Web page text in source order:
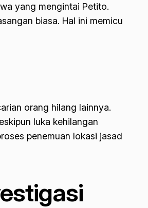
yang mengintai Petito.
biasa. Hal ini memicu
orang hilang lainnya.
luka kehilangan
penemuan lokasi jasad